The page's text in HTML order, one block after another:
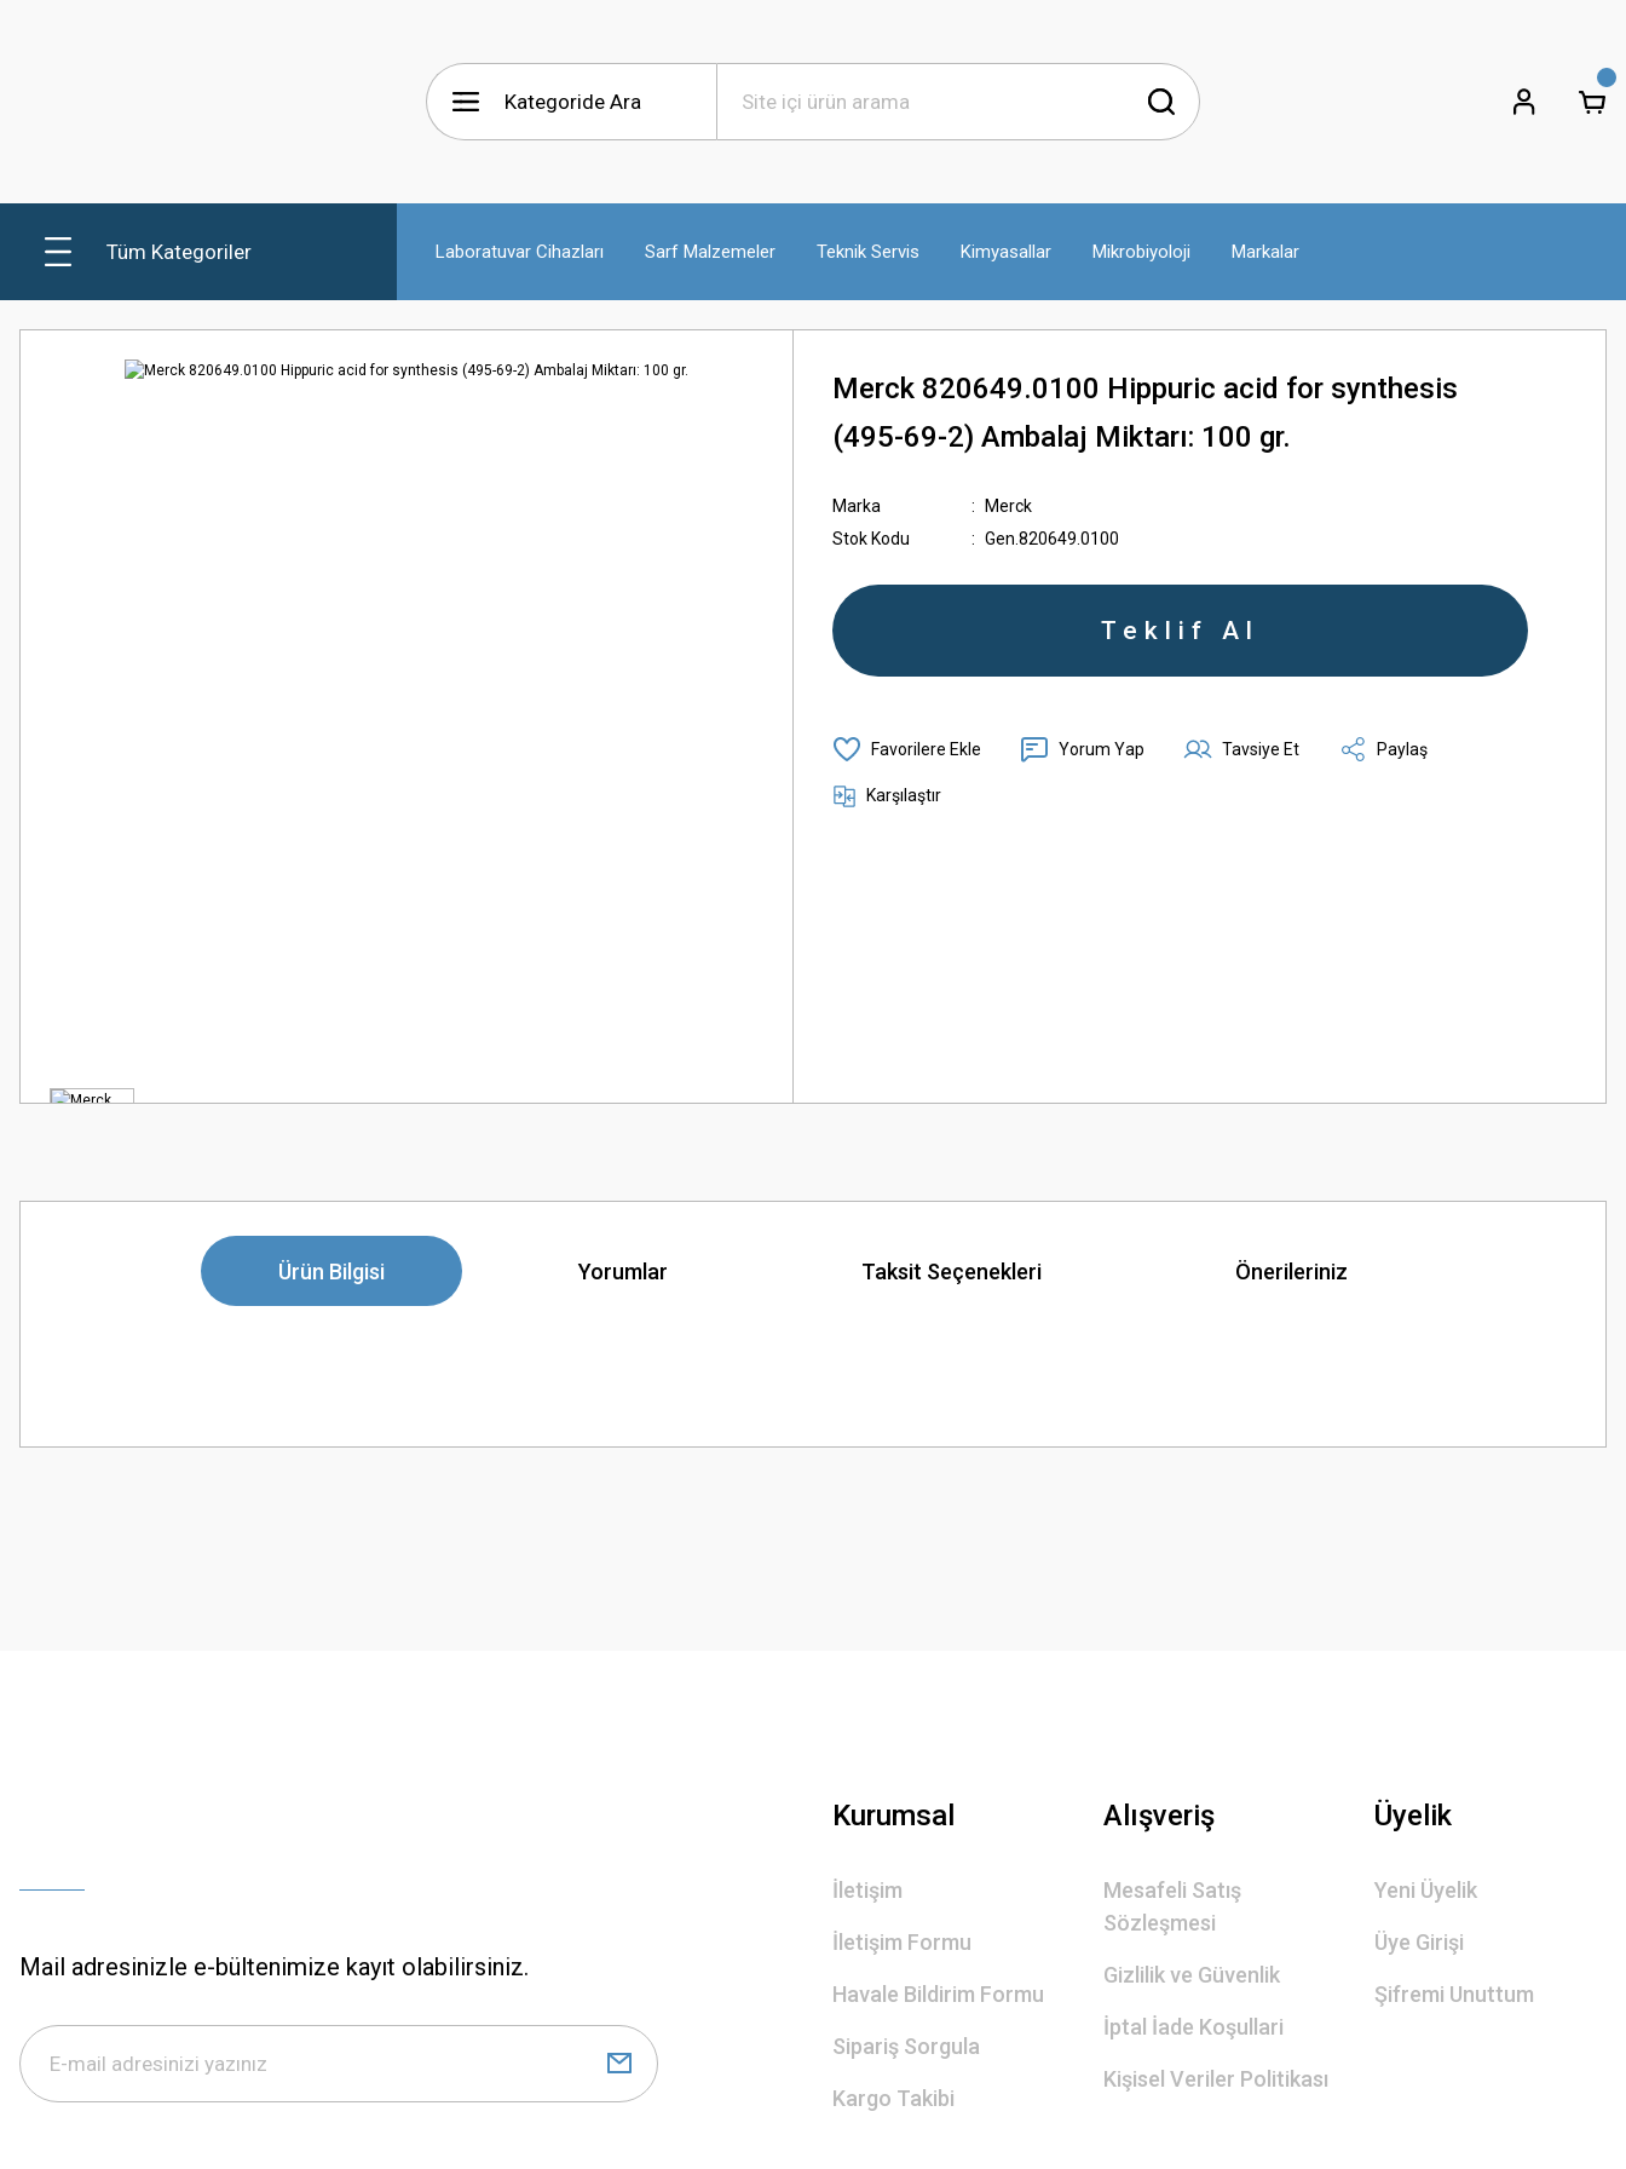
Tüm Kategoriler Laboratuvar Cihazları Sarf Malzemeler Teknik Servis Kimyasallar Mikrobiyoloji Markalar
Merck 820649.0100 Hippuric acid for synthesis
(495-69-2) Ambalaj Miktarı: 100 gr.
Marka
Merck
Stok Kodu
Gen.820649.0100
Teklif Al
Yorum Yap Tavsiye Et Paylaş
Karşılaştır
Ürün Bilgisi Yorumlar Taksit Seçenekleri Önerileriniz
Görüş ve önerileriniz için teşekkür ederiz.
Mail adresinizle e-bültenimize kayıt olabilirsiniz.
Kurumsal
İletişim
İletişim Formu
Havale Bildirim Formu
Sipariş Sorgula
Kargo Takibi
Alışveriş
Mesafeli Satış
Sözleşmesi
Gizlilik ve Güvenlik
İptal İade Koşullari
Kişisel Veriler Politikası
Üyelik
Yeni Üyelik
Üye Girişi
Şifremi Unuttum